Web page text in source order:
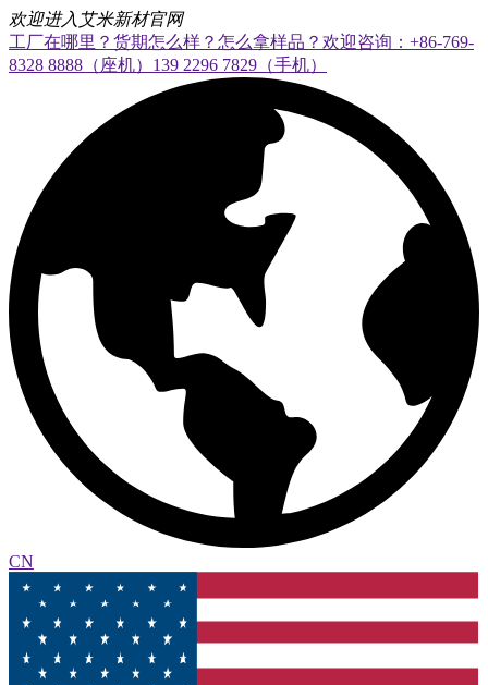
欢迎进入艾米新材官网
工厂在哪里？货期怎么样？怎么拿样品？欢迎咨询：+86-769-
8328 8888（座机）139 2296 7829（手机）
CN